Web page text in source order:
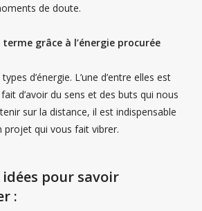
de doute.
grâce à l’énergie procurée
d’énergie. L’une d’entre elles est
d’avoir du sens et des buts qui nous
sur la distance, il est indispensable
projet qui vous fait vibrer.
idées pour savoir
: